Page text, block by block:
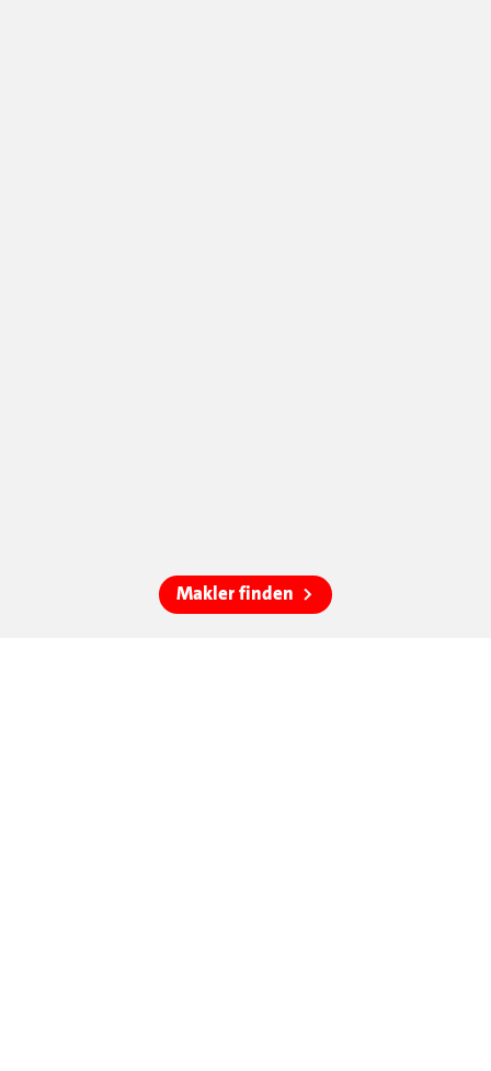
Makler finden